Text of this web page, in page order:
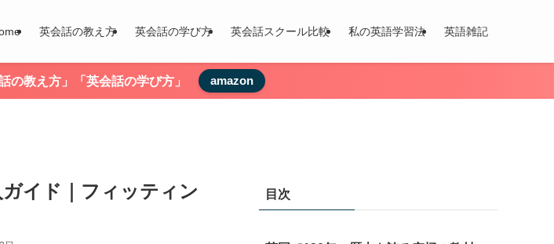
英会話の教え方 英会話の学び方 英会話スクール比較 私の英語学習法 英語雑記
教え方」「英会話の学び方」 amazon
イド｜フィッティン
目次